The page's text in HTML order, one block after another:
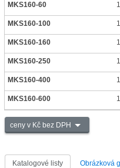
MKS160-60
MKS160-100
MKS160-160
MKS160-250
MKS160-400
MKS160-600
ceny v Kč bez DPH
Katalogové listy Obrázková